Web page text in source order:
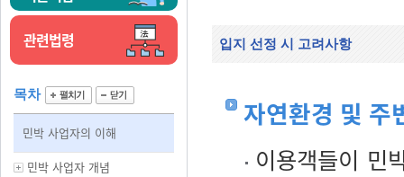
관련법령
목차
민박 사업자의 이해
민박 사업자 개념
입지 선정 시 고려사항
자연환경 및 주
이용객들이 민